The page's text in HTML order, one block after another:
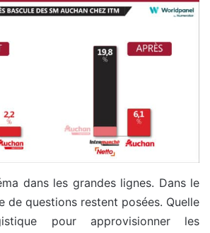
dans les grandes lignes. Dans le
de questions restent posées. Quelle
pour approvisionner les